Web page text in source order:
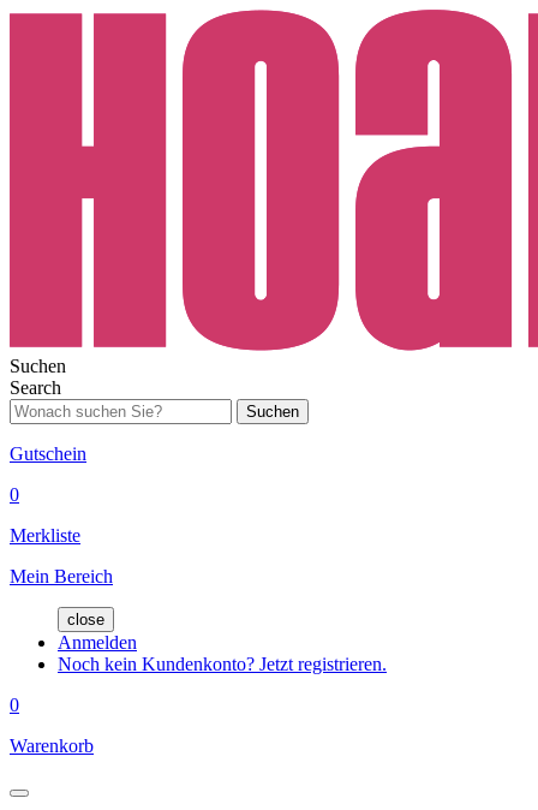
Suchen
Search
Suchen
Gutschein
0
Merkliste
Mein Bereich
close
Anmelden
Noch kein Kundenkonto? Jetzt registrieren.
0
Warenkorb